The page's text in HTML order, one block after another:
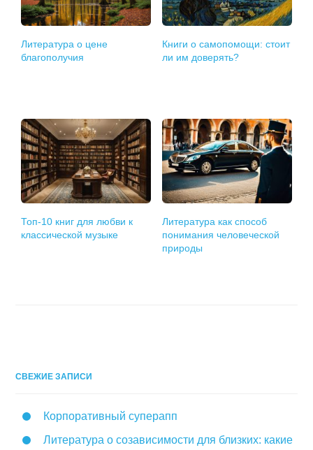
Литература о цене
благополучия
Книги о самопомощи: стоит
ли им доверять?
Топ-10 книг для любви к
классической музыке
Литература как способ
понимания человеческой
природы
СВЕЖИЕ ЗАПИСИ
Корпоративный суперапп
Литература о созависимости для близких: какие